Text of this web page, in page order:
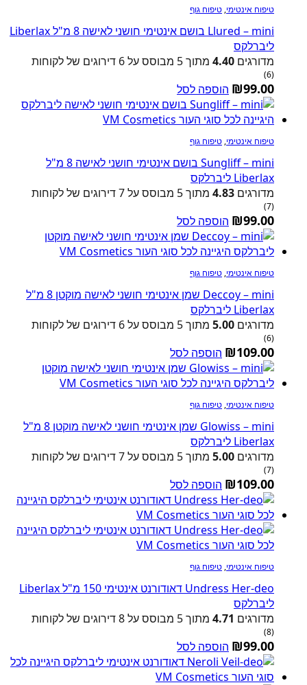
טיפוח אינטימי, טיפוח גוף
Llured – mini בושם אינטימי חושני לאישה 8 מ"ל Liberlax
ליברלקס
מדורגים 4.40 מתוך 5 מבוסס על 6 דירוגים של לקוחות
(6)
₪99.00 הוספה לסל
טיפוח אינטימי, טיפוח גוף
Sungliff – mini בושם אינטימי חושני לאישה 8 מ"ל
Liberlax ליברלקס
מדורגים 4.83 מתוך 5 מבוסס על 7דירוגים של לקוחות
(7)
₪99.00 הוספה לסל
טיפוח אינטימי, טיפוח גוף
Deccoy – mini שמן אינטימי חושני לאישה מוקטן 8 מ"ל
Liberlax ליברלקס
מדורגים 5.00 מתוך 5 מבוסס על 6 דירוגים של לקוחות
(6)
₪109.00 הוספה לסל
טיפוח אינטימי, טיפוח גוף
Glowiss – mini שמן אינטימי חושני לאישה מוקטן 8 מ"ל
Liberlax ליברלקס
מדורגים 5.00 מתוך 5 מבוסס על 7דירוגים של לקוחות
(7)
₪109.00 הוספה לסל
טיפוח אינטימי, טיפוח גוף
Undress Her-deo דאודורנט אינטימי 150 מ"ל Liberlax
ליברלקס
מדורגים 4.71 מתוך 5 מבוסס על 8דירוגים של לקוחות
(8)
₪99.00 הוספה לסל